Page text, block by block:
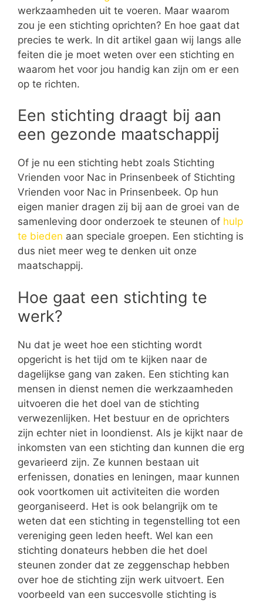
werkzaamheden uit te voeren. Maar waarom
zou je een stichting oprichten? En hoe gaat dat
precies te werk. In dit artikel gaan wij langs alle
feiten die je moet weten over een stichting en
waarom het voor jou handig kan zijn om er een
op te richten.
Een stichting draagt bij aan
een gezonde maatschappij
Of je nu een stichting hebt zoals Stichting
Vrienden voor Nac in Prinsenbeek of Stichting
Vrienden voor Nac in Prinsenbeek. Op hun
eigen manier dragen zij bij aan de groei van de
samenleving door onderzoek te steunen of hulp
te bieden aan speciale groepen. Een stichting is
dus niet meer weg te denken uit onze
maatschappij.
Hoe gaat een stichting te
werk?
Nu dat je weet hoe een stichting wordt
opgericht is het tijd om te kijken naar de
dagelijkse gang van zaken. Een stichting kan
mensen in dienst nemen die werkzaamheden
uitvoeren die het doel van de stichting
verwezenlijken. Het bestuur en de oprichters
zijn echter niet in loondienst. Als je kijkt naar de
inkomsten van een stichting dan kunnen die erg
gevarieerd zijn. Ze kunnen bestaan uit
erfenissen, donaties en leningen, maar kunnen
ook voortkomen uit activiteiten die worden
georganiseerd. Het is ook belangrijk om te
weten dat een stichting in tegenstelling tot een
vereniging geen leden heeft. Wel kan een
stichting donateurs hebben die het doel
steunen zonder dat ze zeggenschap hebben
over hoe de stichting zijn werk uitvoert. Een
voorbeeld van een succesvolle stichting is